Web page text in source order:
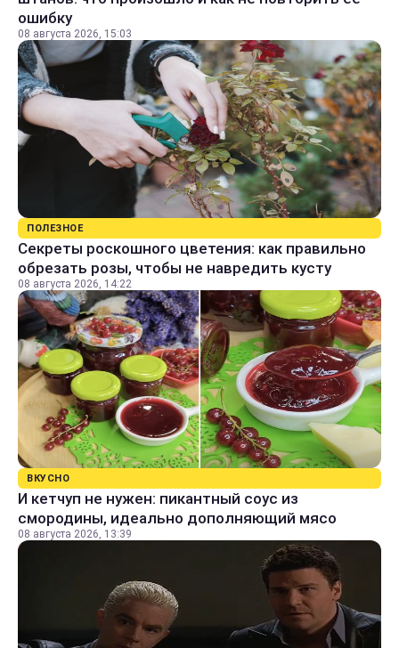
ошибку
08 августа 2026, 15:03
ПОЛЕЗНОЕ
Секреты роскошного цветения: как правильно
обрезать розы, чтобы не навредить кусту
08 августа 2026, 14:22
ВКУСНО
И кетчуп не нужен: пикантный соус из
смородины, идеально дополняющий мясо
08 августа 2026, 13:39